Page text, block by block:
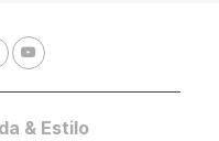
& Estilo